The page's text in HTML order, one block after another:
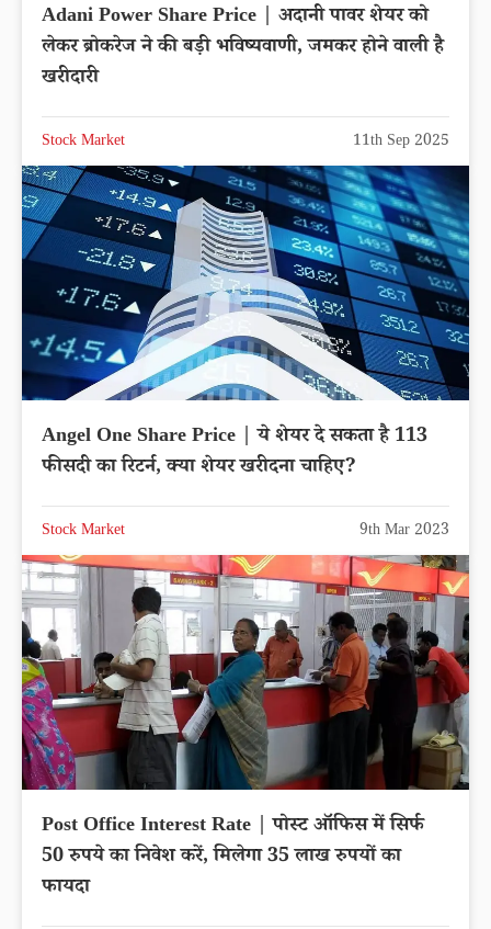
Adani Power Share Price | अदानी पावर शेयर को
लेकर ब्रोकरेज ने की बड़ी भविष्यवाणी, जमकर होने वाली है
खरीदारी
Stock Market 11th Sep 2025
Angel One Share Price | ये शेयर दे सकता है 113
फीसदी का रिटर्न, क्या शेयर खरीदना चाहिए?
Stock Market 9th Mar 2023
Post Office Interest Rate | पोस्ट ऑफिस में सिर्फ
50 रुपये का निवेश करें, मिलेगा 35 लाख रुपयों का
फायदा